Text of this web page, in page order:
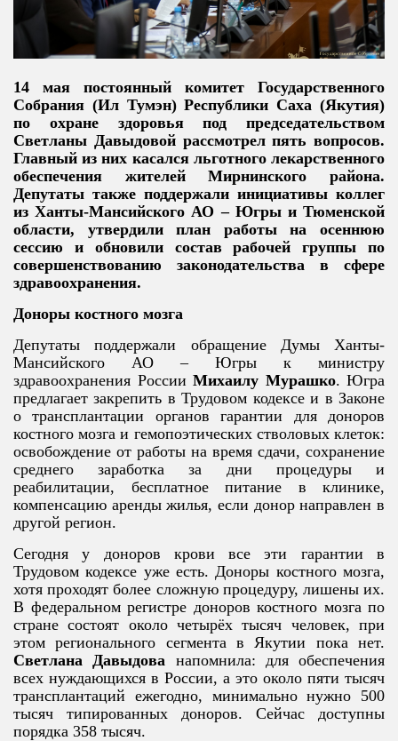
14 мая постоянный комитет Государственного
Собрания (Ил Тумэн) Республики Саха (Якутия)
по охране здоровья под председательством
Светланы Давыдовой рассмотрел пять вопросов.
Главный из них касался льготного лекарственного
обеспечения жителей Мирнинского района.
Депутаты также поддержали инициативы коллег
из Ханты-Мансийского АО – Югры и Тюменской
области, утвердили план работы на осеннюю
сессию и обновили состав рабочей группы по
совершенствованию законодательства в сфере
здравоохранения.
Доноры костного мозга
Депутаты поддержали обращение Думы Ханты-
Мансийского АО – Югры к министру
здравоохранения России Михаилу Мурашко. Югра
предлагает закрепить в Трудовом кодексе и в Законе
о трансплантации органов гарантии для доноров
костного мозга и гемопоэтических стволовых клеток:
освобождение от работы на время сдачи, сохранение
среднего заработка за дни процедуры и
реабилитации, бесплатное питание в клинике,
компенсацию аренды жилья, если донор направлен в
другой регион.
Сегодня у доноров крови все эти гарантии в
Трудовом кодексе уже есть. Доноры костного мозга,
хотя проходят более сложную процедуру, лишены их.
В федеральном регистре доноров костного мозга по
стране состоят около четырёх тысяч человек, при
этом регионального сегмента в Якутии пока нет.
Светлана Давыдова напомнила: для обеспечения
всех нуждающихся в России, а это около пяти тысяч
трансплантаций ежегодно, минимально нужно 500
тысяч типированных доноров. Сейчас доступны
порядка 358 тысяч.